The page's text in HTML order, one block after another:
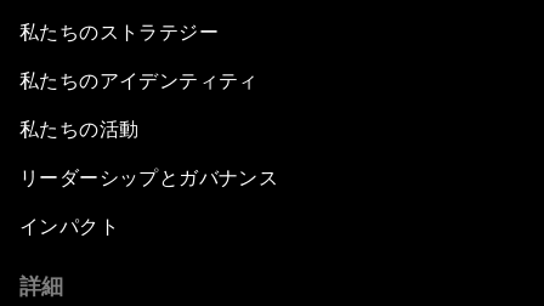
私たちのストラテジー
私たちのアイデンティティ
私たちの活動
リーダーシップとガバナンス
インパクト
詳細